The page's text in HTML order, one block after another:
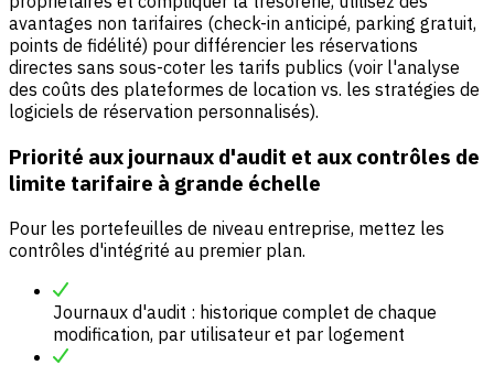
avantages non tarifaires (check-in anticipé, parking gratuit,
points de fidélité) pour différencier les réservations
directes sans sous-coter les tarifs publics (voir l'analyse
des coûts des plateformes de location vs. les stratégies de
logiciels de réservation personnalisés).
Priorité aux journaux d'audit et aux contrôles de
limite tarifaire à grande échelle
Pour les portefeuilles de niveau entreprise, mettez les
contrôles d'intégrité au premier plan.
Journaux d'audit : historique complet de chaque
modification, par utilisateur et par logement